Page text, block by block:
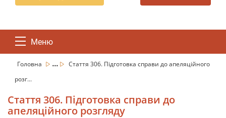
Меню
Головна ...
Стаття 306. Підготовка справи до апеляційного
розг...
Стаття 306. Підготовка справи до
апеляційного розгляду